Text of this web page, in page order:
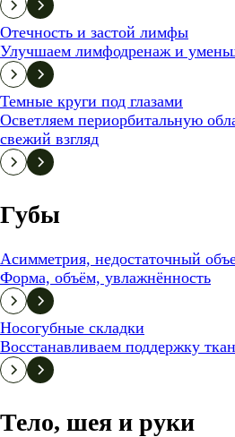
Отечность и застой лимфы
Улучшаем лимфодренаж и
Темные круги под глазами
Осветляем периорбитальную
свежий взгляд
Губы
Асимметрия, недостаточный
Форма, объём, увлажнённость
Носогубные складки
Восстанавливаем поддержку
Тело, шея и руки